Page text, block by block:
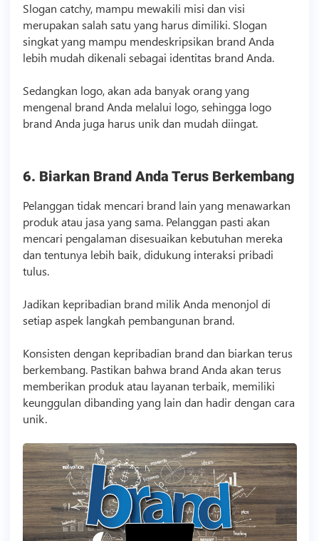
Slogan catchy, mampu mewakili misi dan visi
merupakan salah satu yang harus dimiliki. Slogan
singkat yang mampu mendeskripsikan brand Anda
lebih mudah dikenali sebagai identitas brand Anda.
Sedangkan logo, akan ada banyak orang yang
mengenal brand Anda melalui logo, sehingga logo
brand Anda juga harus unik dan mudah diingat.
6. Biarkan Brand Anda Terus Berkembang
Pelanggan tidak mencari brand lain yang menawarkan
produk atau jasa yang sama. Pelanggan pasti akan
mencari pengalaman disesuaikan kebutuhan mereka
dan tentunya lebih baik, didukung interaksi pribadi
tulus.
Jadikan kepribadian brand milik Anda menonjol di
setiap aspek langkah pembangunan brand.
Konsisten dengan kepribadian brand dan biarkan terus
berkembang. Pastikan bahwa brand Anda akan terus
memberikan produk atau layanan terbaik, memiliki
keunggulan dibanding yang lain dan hadir dengan cara
unik.